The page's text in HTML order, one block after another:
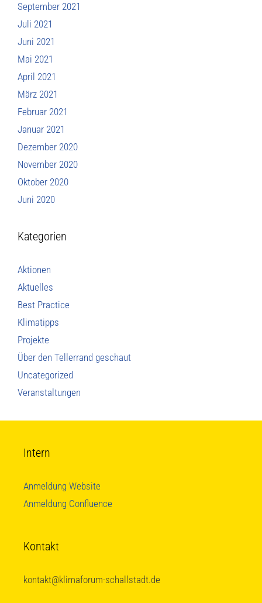
September 2021
Juli 2021
Juni 2021
Mai 2021
April 2021
März 2021
Februar 2021
Januar 2021
Dezember 2020
November 2020
Oktober 2020
Juni 2020
Kategorien
Aktionen
Aktuelles
Best Practice
Klimatipps
Projekte
Über den Tellerrand geschaut
Uncategorized
Veranstaltungen
Intern
Anmeldung Website
Anmeldung Confluence
Kontakt
kontakt@klimaforum-schallstadt.de